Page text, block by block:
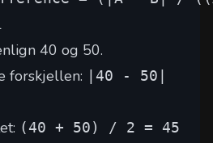
40 og 50.
forskjellen:
|40 - 50|
(40 + 50) / 2 = 45